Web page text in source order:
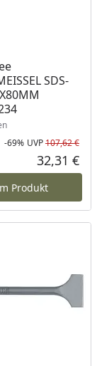
SDS-
-69% UVP107,62 €
32,31 €
Produkt